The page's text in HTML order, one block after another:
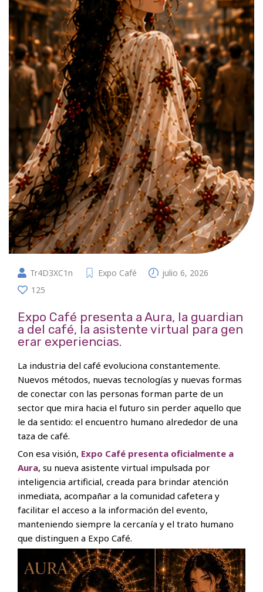
Tr4D3XC1n Expo Café
julio 6, 2026
125
Expo Café presenta a Aura, la guardian
a del café, la asistente virtual para gen
erar experiencias.
La industria del café evoluciona constantemente.
Nuevos métodos, nuevas tecnologías y nuevas formas
de conectar con las personas forman parte de un
sector que mira hacia el futuro sin perder aquello que
le da sentido: el encuentro humano alrededor de una
taza de café.
Con esa visión, Expo Café presenta oficialmente a
Aura, su nueva asistente virtual impulsada por
inteligencia artificial, creada para brindar atención
inmediata, acompañar a la comunidad cafetera y
facilitar el acceso a la información del evento,
manteniendo siempre la cercanía y el trato humano
que distinguen a Expo Café.